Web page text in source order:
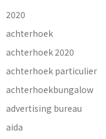
2020
achterhoek
achterhoek 2020
achterhoek particulier
achterhoekbungalow
advertising bureau
aida